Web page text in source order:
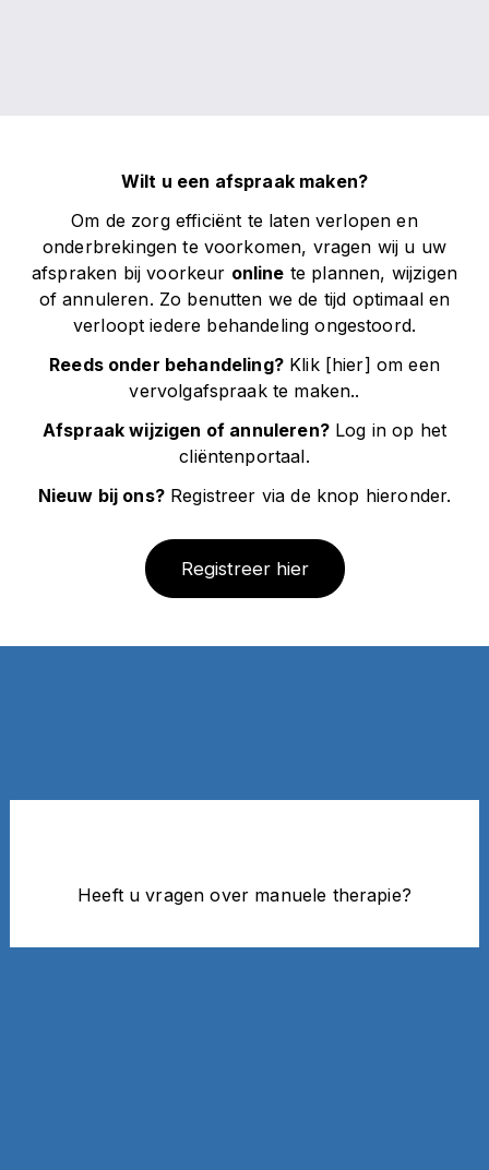
Wilt u een afspraak maken?
Om de zorg efficiënt te laten verlopen en
onderbrekingen te voorkomen, vragen wij u uw
afspraken bij voorkeur online te plannen, wijzigen
of annuleren. Zo benutten we de tijd optimaal en
verloopt iedere behandeling ongestoord.
Reeds onder behandeling?Klik [hier] om een
vervolgafspraak te maken..
Afspraak wijzigen of annuleren?Log in op het
cliëntenportaal.
Nieuw bij ons?Registreer via de knop hieronder.
Registreer hier
Heeft u vragen over manuele therapie?